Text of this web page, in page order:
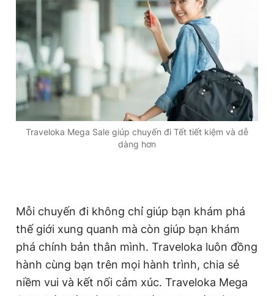
Traveloka Mega Sale giúp chuyến đi Tết tiết kiệm và dễ
dàng hơn
Mỗi chuyến đi không chỉ giúp bạn khám phá
thế giới xung quanh mà còn giúp bạn khám
phá chính bản thân mình. Traveloka luôn đồng
hành cùng bạn trên mọi hành trình, chia sẻ
niềm vui và kết nối cảm xúc. Traveloka Mega